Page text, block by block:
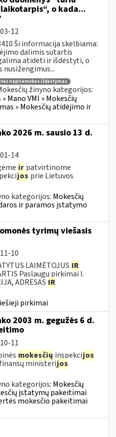
laikotarpis“, o kada...
12
Ši informacija skelbiama:
dalimis sutartis
atidėti ir išdėstyti, o
nusižengimus...
nepriemokos išdėstymas
žinyno kategorijos:
Mano VMI » Mokesčių
» Mokesčių atidėjimo ir
2026 m. sausio 13 d.
14
ir patvirtinome
jos prie Lietuvos
kategorijos: Mokesčių
ir paramos įstatymo
tyrimų viešasis
10
LAIMĖTOJUS IR
Paslaugų pirkimai I.
ADRESAS IR
pirkimai
2003 m. gegužės 6 d.
11
mokesčių inspekcijos
ministerijos
kategorijos: Mokesčių
įstatymų pakeitimai
mokesčio pakeitimai